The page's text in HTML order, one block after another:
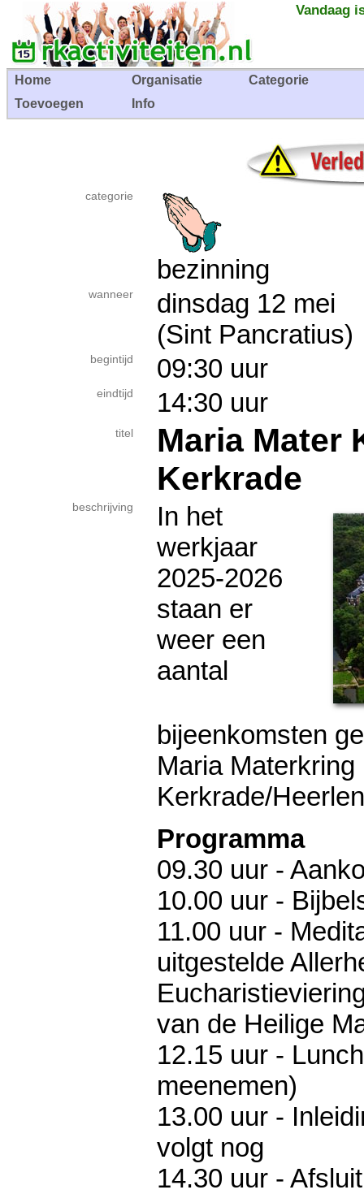
Vandaag
Home Organisatie
Categorie
Toevoegen
Info
categorie
bezinning
wanneer
dinsdag 12 mei
(Sint Pancratius)
begintijd 09:30 uur
eindtijd 14:30 uur
titel
Maria Mater
Kerkrade
beschrijving
In het
werkjaar
2025-2026
staan er
weer een
aantal
bijeenkomsten
Maria Materkring
Kerkrade/
Programma
09.30 uur -
10.00 uur -
11.00 uur -
uitgestelde
van de Heilige
12.15 uur -
meenemen)
13.00 uur -
volgt nog
14.30 uur -